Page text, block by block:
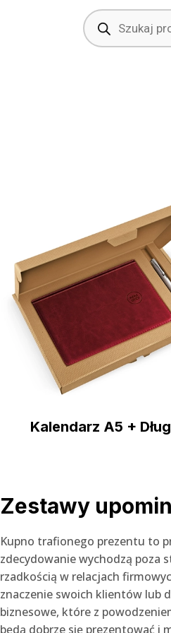
Wyszukiwarka
produktów
Kalendarz A5 +
Zestawy
Kupno trafionego prezentu to
zdecydowanie wychodzą poza
rzadkością w relacjach
znaczenie swoich klientów lub
biznesowe, które z
będą dobrze się prezentować i